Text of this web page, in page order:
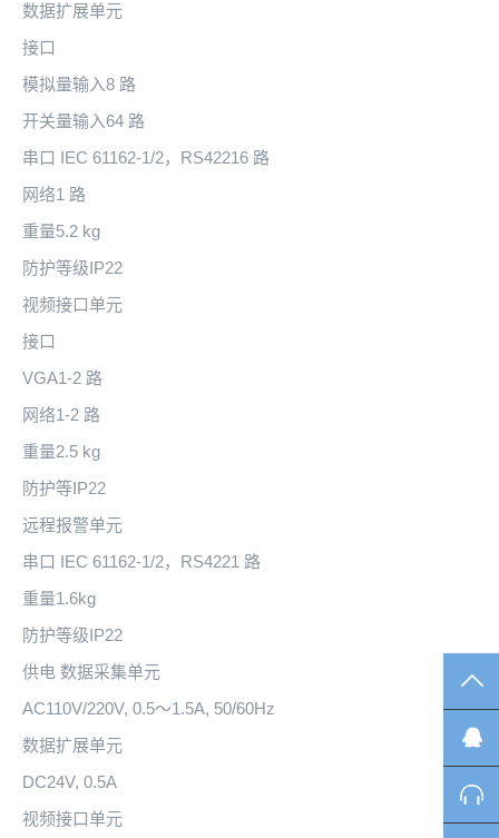
数据扩展单元
接口
模拟量输入8 路
开关量输入64 路
串口 IEC 61162-1/2，RS42216 路
网络1 路
重量5.2 kg
防护等级IP22
视频接口单元
接口
VGA1-2 路
网络1-2 路
重量2.5 kg
防护等IP22
远程报警单元
串口 IEC 61162-1/2，RS4221 路
重量1.6kg
防护等级IP22
供电 数据采集单元
AC110V/220V, 0.5～1.5A, 50/60Hz
数据扩展单元
DC24V, 0.5A
视频接口单元